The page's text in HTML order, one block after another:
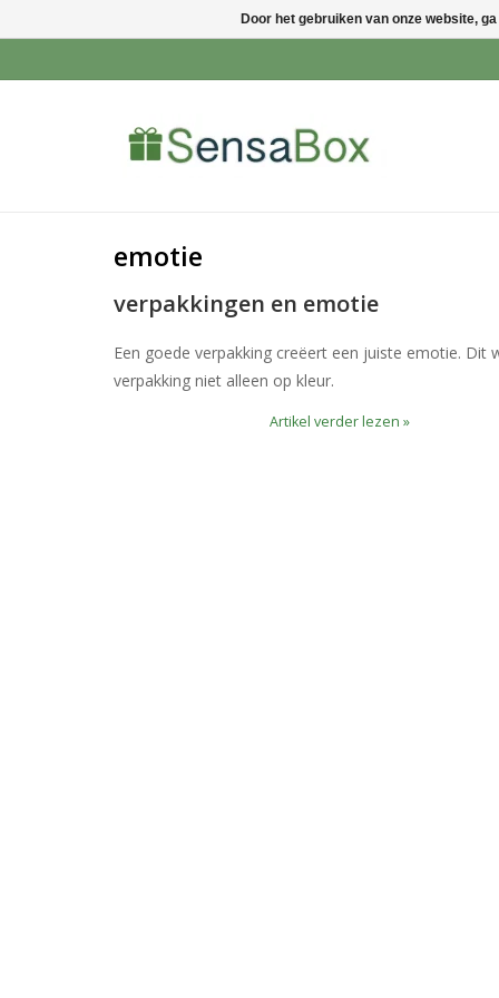
emotie
verpakkingen en emotie
Een goede verpakking creëert een juiste emotie.
verpakking niet alleen op kleur.
Artikel verder lezen »
Door het gebruiken van onze website,